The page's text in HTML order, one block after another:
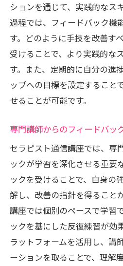
ションを通じて、実践的なス
過程では、フィードバック機
す。どのように手技を改善す
受けることで、より実践的な
す。また、定期的に自分の進
ップへの目標を設定すること
せることが可能です。
専門講師からのフィードバッ
セラピスト通信講座では、専
ックが学習を深化させる重要
ックを受けることで、自身の
解し、改善の指針を得ること
講座では個別のペースで学習
ックを基にした反復練習が効
ラットフォームを活用し、講
ーションを取ることで、理解